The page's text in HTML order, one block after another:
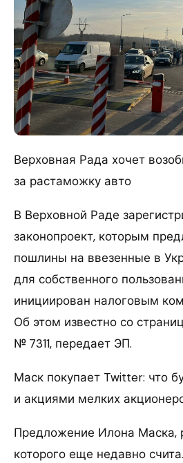
Верховная Рада хочет
за растаможку авто
В Верховной Раде
законопроект, которым
пошлины на ввезенные в
для собственного
инициирован налоговым
Об этом известно со
№ 7311, передает ЭП.
Маск покупает Twitter: что
и акциями мелких
Предложение Илона Маска,
которого еще недавно